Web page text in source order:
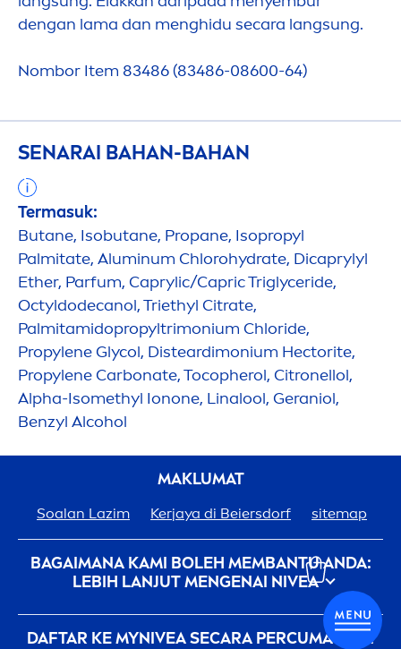
dengan lama dan menghidu secara langsung.
Nombor Item 83486 (83486-08600-64)
SENARAI BAHAN-BAHAN
Termasuk:
Butane, Isobutane, Propane, Isopropyl
Palmitate, Aluminum Chlorohydrate, Dicaprylyl
Ether, Parfum, Caprylic/Capric Triglyceride,
Octyldodecanol, Triethyl Citrate,
Palmitamidopropyltrimonium Chloride,
Propylene Glycol, Disteardimonium Hectorite,
Propylene Carbonate, Tocopherol, Citronellol,
Alpha-Isomethyl Ionone, Linalool, Geraniol,
Benzyl Alcohol
MAKLUMAT
Soalan Lazim Kerjaya di Beiersdorf sitemap
BAGAIMANA KAMI BOLEH MEMBANTU ANDA:
LEBIH LANJUTMENGENAI NIVEA
privacy-policy
conditions-of-use
DAFTAR KE MYNIVEASECARA PERCUMA HARI